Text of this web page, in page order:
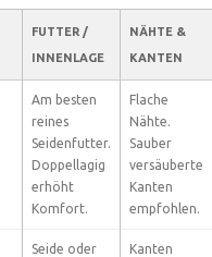
FUTTER /
INNENLAGE
NÄHTE &
KANTEN
Am besten
reines
Seidenfutter.
Doppellagig
erhöht
Komfort.
Flache
Nähte.
Sauber
versäuberte
Kanten
empfohlen.
Seide oder
Kanten